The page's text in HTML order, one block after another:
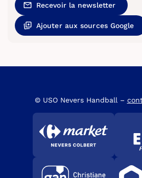
Recevoir la newsletter
Ajouter aux sources Google
© USO Nevers Handball –